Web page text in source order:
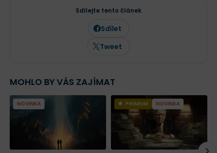
technickou analýzu i makroekonomické
dění. Vedle Finexu pravidelně publikuje
odborné články a komentáře také v
dalších českých ekonomických médiích,
včetně Hospodářských novin.
Sdílejte tento článek
Sdílet
Tweet
MOHLO BY VÁS ZAJÍMAT
NOVINKA PREMIUM NOVINKA